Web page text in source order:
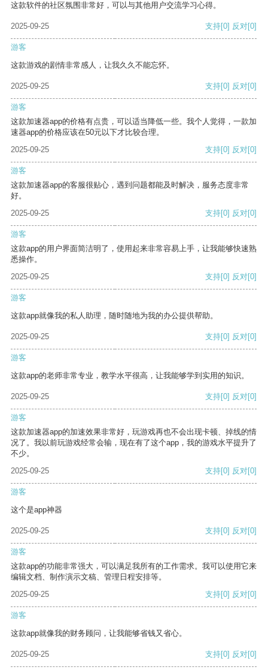
这款软件的社区氛围非常好，可以与其他用户交流学习心得。
2025-09-25 支持[0] 反对[0]
游客
这款游戏的剧情非常感人，让我久久不能忘怀。
2025-09-25 支持[0] 反对[0]
游客
这款加速器app的价格有点贵，可以适当降低一些。我个人觉得，一款加
速器app的价格应该在50元以下才比较合理。
2025-09-25
支持[0] 反对[0]
游客
这款加速器app的客服很贴心，遇到问题都能及时解决，服务态度非常
好。
2025-09-25
支持[0] 反对[0]
游客
这款app的用户界面简洁明了，使用起来非常容易上手，让我能够快速熟
悉操作。
2025-09-25
支持[0] 反对[0]
游客
这款app就像我的私人助理，随时随地为我的办公提供帮助。
2025-09-25 支持[0] 反对[0]
游客
这款app的老师非常专业，教学水平很高，让我能够学到实用的知识。
2025-09-25 支持[0] 反对[0]
游客
这款加速器app的加速效果非常好，玩游戏再也不会出现卡顿、掉线的情
况了。我以前玩游戏经常会输，现在有了这个app，我的游戏水平提升了
不少。
2025-09-25
支持[0] 反对[0]
游客
这个是app神器
2025-09-25 支持[0] 反对[0]
游客
这款app的功能非常强大，可以满足我所有的工作需求。我可以使用它来
编辑文档、制作演示文稿、管理日程安排等。
2025-09-25
支持[0] 反对[0]
游客
这款app就像我的财务顾问，让我能够省钱又省心。
2025-09-25 支持[0] 反对[0]